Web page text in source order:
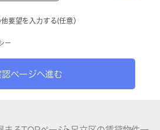
他要望を入力する(任意）
ー
認ページへ進む